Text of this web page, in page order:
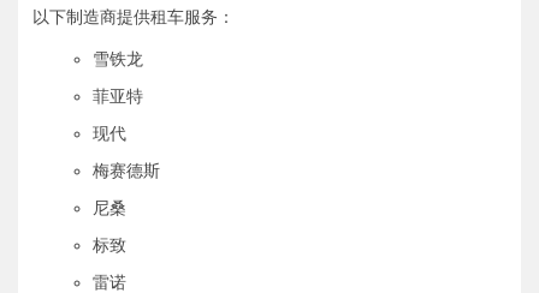
以下制造商提供租车服务：
雪铁龙
菲亚特
现代
梅赛德斯
尼桑
标致
雷诺